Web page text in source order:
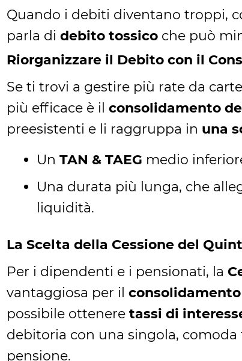
Quando i debiti diventano troppi,
parla di debito tossico che può
Riorganizzare il Debito con il
Se ti trovi a gestire più rate da
più efficace è il consolidamento
preesistenti e li raggruppa in una
Un TAN & TAEG medio
Una durata più lunga, che
liquidità.
La Scelta della Cessione del
Per i dipendenti e i pensionati, la
vantaggiosa per il
possibile ottenere tassi di
debitoria con una singola,
pensione.